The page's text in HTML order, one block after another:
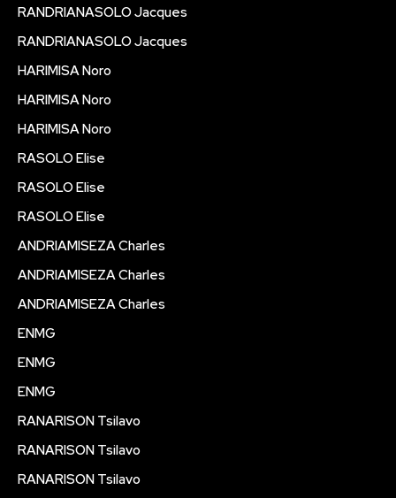
RANDRIANASOLO Jacques
RANDRIANASOLO Jacques
HARIMISA Noro
HARIMISA Noro
HARIMISA Noro
RASOLO Elise
RASOLO Elise
RASOLO Elise
ANDRIAMISEZA Charles
ANDRIAMISEZA Charles
ANDRIAMISEZA Charles
ENMG
ENMG
ENMG
RANARISON Tsilavo
RANARISON Tsilavo
RANARISON Tsilavo